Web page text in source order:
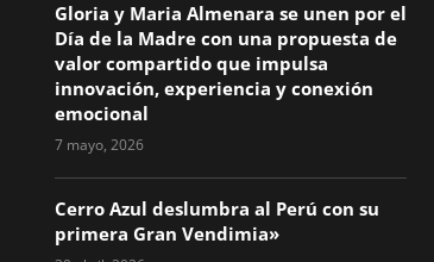
Gloria y Maria Almenara se unen por el
Día de la Madre con una propuesta de
valor compartido que impulsa
innovación, experiencia y conexión
emocional
7 mayo, 2026
Cerro Azul deslumbra al Perú con su
primera Gran Vendimia»